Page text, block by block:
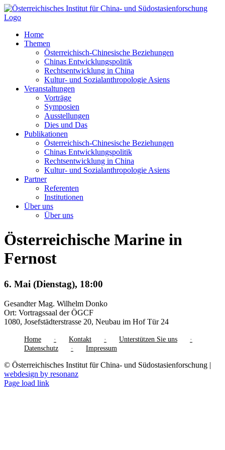
Zum
Inhalt
Home
Themen
Österreichisch-Chinesische Beziehungen
Chinas Entwicklungspolitik
Rechtsentwicklung in China
Kultur- und Sozialanthropologie Asiens
Veranstaltungen
Vorträge
Symposien
Ausstellungen
Dies und Das
Publikationen
Österreichisch-Chinesische Beziehungen
Chinas Entwicklungspolitik
Rechtsentwicklung in China
Kultur- und Sozialanthropologie Asiens
Partner
Referenten
Institutionen
Über uns
Über uns
Österreichische Marine in
Fernost
6. Mai (Dienstag), 18:00
Gesandter Mag. Wilhelm Donko
Ort: Vortragssaal der ÖGCF
1080, Josefstädterstrasse 20, Neubau im Hof Tür 24
Home Kontakt
Unterstützen Sie uns
Datenschutz
Impressum
© Österreichisches Institut für China- und Südostasienforschung |
webdesign by resonanz
Page load link